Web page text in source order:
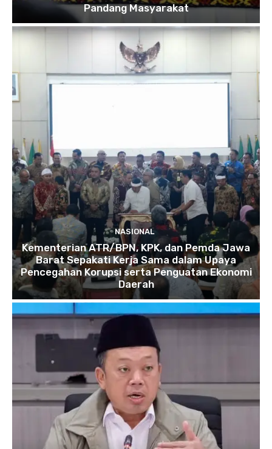
Pandang Masyarakat
NASIONAL
Kementerian ATR/BPN, KPK, dan Pemda Jawa
Barat Sepakati Kerja Sama dalam Upaya
Pencegahan Korupsi serta Penguatan Ekonomi
Daerah